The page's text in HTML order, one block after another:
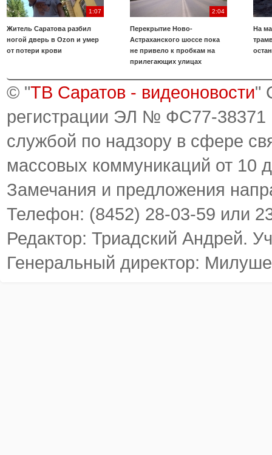
1:07
Житель Саратова разбил
ногой дверь в Ozon и умер
от потери крови
2:04
Перекрытие Ново-
Астраханского шоссе пока
не привело к пробкам на
прилегающих улицах
На
© "ТВ Саратов - видеоновости"
регистрации ЭЛ № ФС77-38371
службой по надзору в сфере
массовых коммуникаций от 10
Замечания и предложения
Телефон: (8452) 28-03-59 или
Редактор: Триадский Андрей.
Генеральный директор: